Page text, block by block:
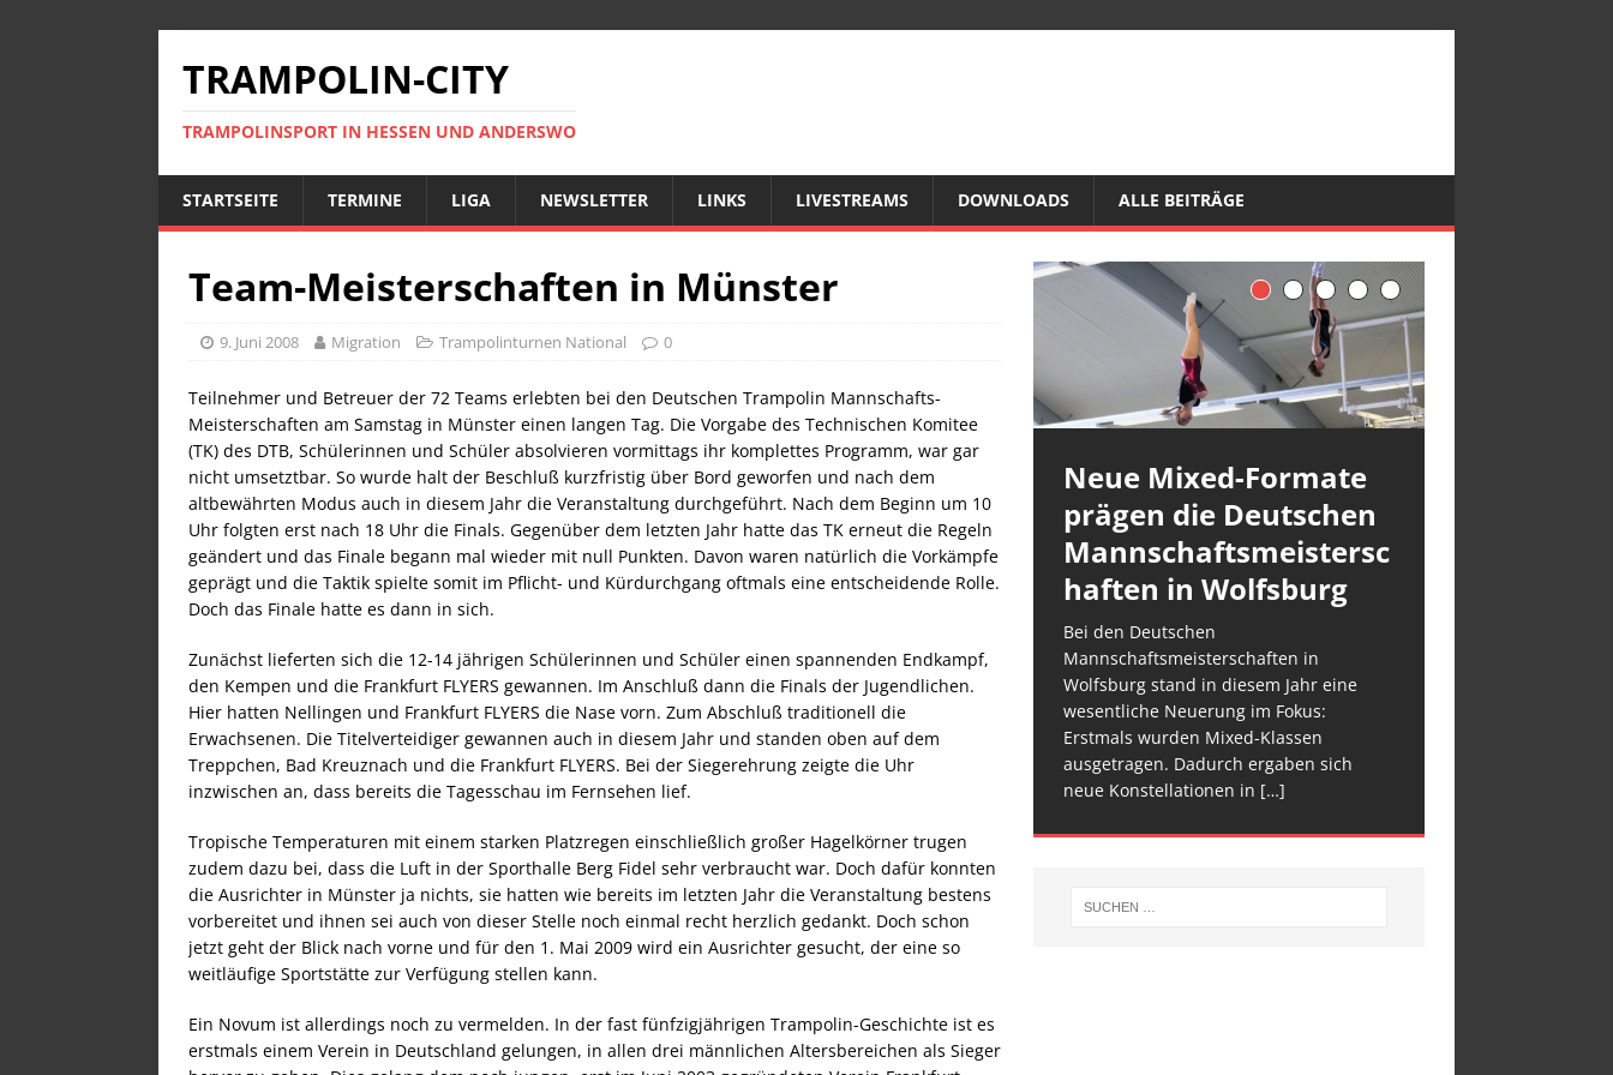
TRAMPOLIN-CITY
TRAMPOLINSPORT IN HESSEN UND ANDERSWO
STARTSEITE TERMINE LIGA NEWSLETTER LINKS LIVESTREAMS DOWNLOADS ALLE BEITRÄGE
Team-Meisterschaften in Münster
9. Juni 2008 Migration Trampolinturnen National 0
Teilnehmer und Betreuer der 72 Teams erlebten bei den Deutschen Trampolin Mannschafts-
Meisterschaften am Samstag in Münster einen langen Tag. Die Vorgabe des Technischen Komitee
(TK) des DTB, Schülerinnen und Schüler absolvieren vormittags ihr komplettes Programm, war gar
nicht umsetztbar. So wurde halt der Beschluß kurzfristig über Bord geworfen und nach dem
altbewährten Modus auch in diesem Jahr die Veranstaltung durchgeführt. Nach dem Beginn um 10
Uhr folgten erst nach 18 Uhr die Finals. Gegenüber dem letzten Jahr hatte das TK erneut die Regeln
geändert und das Finale begann mal wieder mit null Punkten. Davon waren natürlich die Vorkämpfe
geprägt und die Taktik spielte somit im Pflicht- und Kürdurchgang oftmals eine entscheidende Rolle.
Doch das Finale hatte es dann in sich.
Zunächst lieferten sich die 12-14 jährigen Schülerinnen und Schüler einen spannenden Endkampf,
den Kempen und die Frankfurt FLYERS gewannen. Im Anschluß dann die Finals der Jugendlichen.
Hier hatten Nellingen und Frankfurt FLYERS die Nase vorn. Zum Abschluß traditionell die
Erwachsenen. Die Titelverteidiger gewannen auch in diesem Jahr und standen oben auf dem
Treppchen, Bad Kreuznach und die Frankfurt FLYERS. Bei der Siegerehrung zeigte die Uhr
inzwischen an, dass bereits die Tagesschau im Fernsehen lief.
Tropische Temperaturen mit einem starken Platzregen einschließlich großer Hagelkörner trugen
zudem dazu bei, dass die Luft in der Sporthalle Berg Fidel sehr verbraucht war. Doch dafür konnten
die Ausrichter in Münster ja nichts, sie hatten wie bereits im letzten Jahr die Veranstaltung bestens
vorbereitet und ihnen sei auch von dieser Stelle noch einmal recht herzlich gedankt. Doch schon
jetzt geht der Blick nach vorne und für den 1. Mai 2009 wird ein Ausrichter gesucht, der eine so
weitläufige Sportstätte zur Verfügung stellen kann.
Ein Novum ist allerdings noch zu vermelden. In der fast fünfzigjährigen Trampolin-Geschichte ist es
erstmals einem Verein in Deutschland gelungen, in allen drei männlichen Altersbereichen als Sieger
Neue Mixed-Formate
prägen die Deutschen
Mannschaftsmeistersc
haften in Wolfsburg
Bei den Deutschen
Mannschaftsmeisterschaften in
Wolfsburg stand in diesem Jahr eine
wesentliche Neuerung im Fokus:
Erstmals wurden Mixed-Klassen
ausgetragen. Dadurch ergaben sich
neue Konstellationen in […]